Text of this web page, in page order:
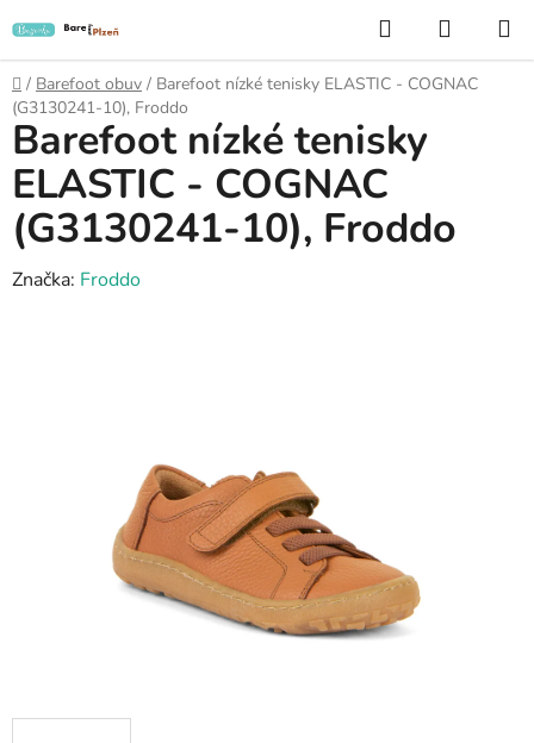
na
obsah
Hledat
KOŠÍK
Domů
/ Barefoot obuv / Barefoot nízké tenisky ELASTIC - COGNAC
(G3130241-10), Froddo
Barefoot nízké tenisky
ELASTIC - COGNAC
(G3130241-10), Froddo
Značka: Froddo